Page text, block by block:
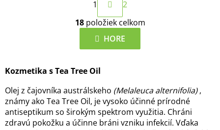
O
v
l
á
i
e
p
t
r
á
n
a
n
i
e
1
2
18položiek celkom
HORE
Kozmetika s Tea Tree Oil
Olej z čajovníka austrálskeho (Melaleuca alternifolia) ,
známy ako Tea Tree Oil, je vysoko účinné prírodné
antiseptikum so širokým spektrom využitia. Chráni
zdravú pokožku a účinne bráni vzniku infekcií. Vďaka